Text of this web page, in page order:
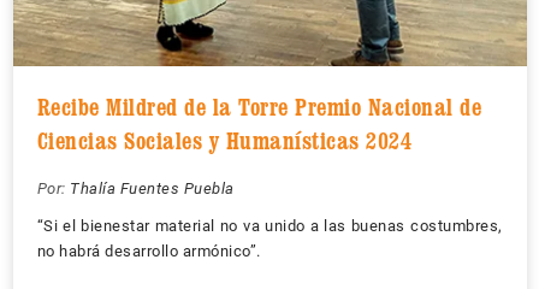
Recibe Mildred de la Torre Premio Nacional de
Ciencias Sociales y Humanísticas 2024
Por: Thalía Fuentes Puebla
“Si el bienestar material no va unido a las buenas costumbres,
no habrá desarrollo armónico”.